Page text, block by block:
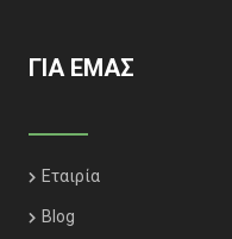
ΓΙΑ ΕΜΑΣ
Εταιρία
Blog